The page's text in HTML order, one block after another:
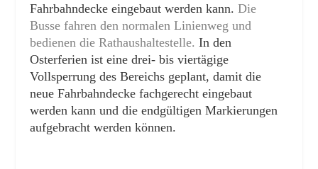
Fahrbahndecke eingebaut werden kann.Die
Busse fahren den normalen Linienweg und
bedienen die Rathaushaltestelle. In den
Osterferien ist eine drei- bis viertägige
Vollsperrung des Bereichs geplant, damit die
neue Fahrbahndecke fachgerecht eingebaut
werden kann und die endgültigen Markierungen
aufgebracht werden können.